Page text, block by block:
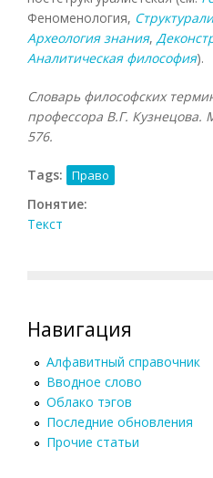
Феноменология,
Археология знания,
Аналитическая философия).
Словарь философских
профессора В.Г.
576.
Tags: Право
Понятие:
Текст
Навигация
Алфавитный справочник
Вводное слово
Облако тэгов
Последние обновления
Прочие статьи